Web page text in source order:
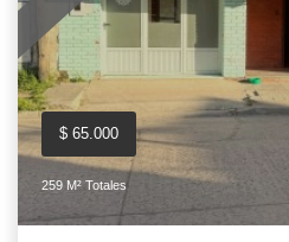
$ 65.000
259 M² Totales